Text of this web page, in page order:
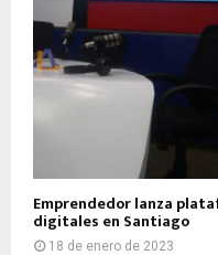
Emprendedor lanza
digitales en Santiago
18 de enero de 2023